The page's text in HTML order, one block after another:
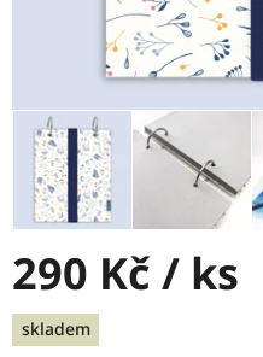
290 Kč / ks
Měrná
cena:
skladem